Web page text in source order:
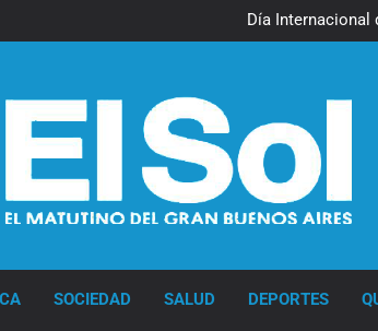
Día Internacional
El frío polar se instala
Día
El frío polar se instala
El Senado aprobó la ley
SOCIEDAD SALUD DEPORTES